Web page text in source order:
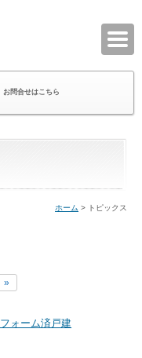
お問合せはこちら
ホーム > トピックス
»
ォーム済戸建